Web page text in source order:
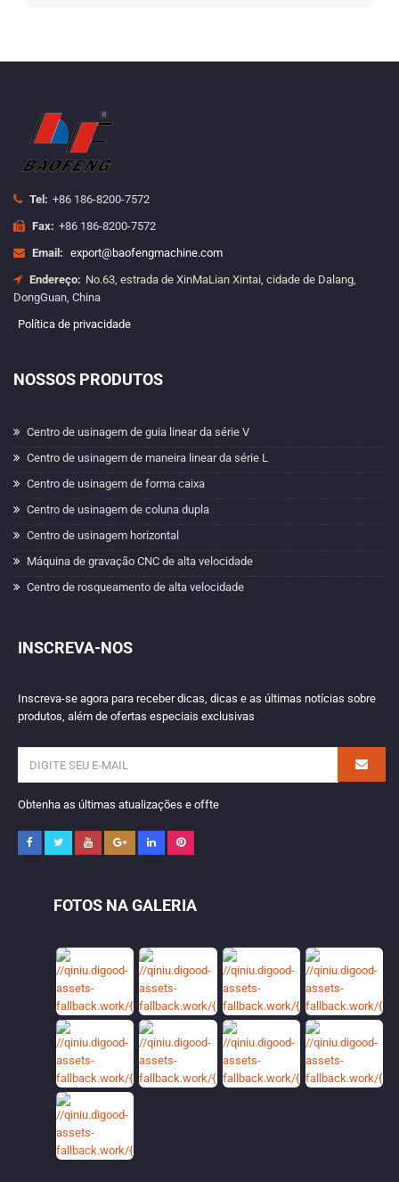
Tel: +86 186-8200-7572
Fax: +86 186-8200-7572
Email: export@baofengmachine.com
Endereço: No.63, estrada de XinMaLian Xintai, cidade de Dalang,
DongGuan, China
Política de privacidade
NOSSOS PRODUTOS
Centro de usinagem de guia linear da série V
Centro de usinagem de maneira linear da série L
Centro de usinagem de forma caixa
Centro de usinagem de coluna dupla
Centro de usinagem horizontal
Máquina de gravação CNC de alta velocidade
Centro de rosqueamento de alta velocidade
INSCREVA-NOS
Inscreva-se agora para receber dicas, dicas e as últimas notícias sobre
produtos, além de ofertas especiais exclusivas
Obtenha as últimas atualizações e offte
FOTOS NA GALERIA